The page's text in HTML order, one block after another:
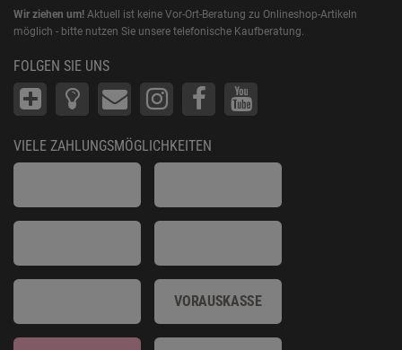
Wir ziehen um! Aktuell ist keine Vor-Ort-Beratung zu Onlineshop-Artikeln
möglich - bitte nutzen Sie unsere telefonische Kaufberatung.
FOLGEN SIE UNS
VIELE ZAHLUNGSMÖGLICHKEITEN
VORAUSKASSE